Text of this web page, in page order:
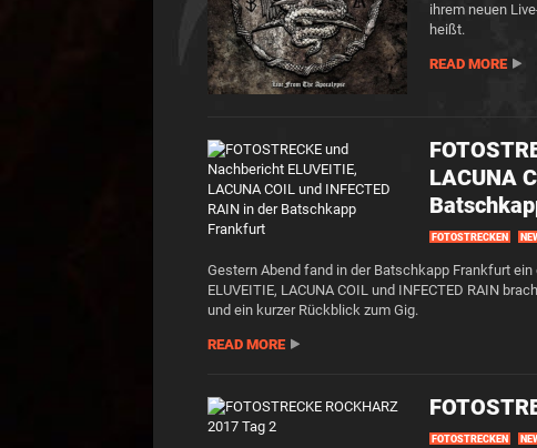
ihrem neuen
heißt.
READ MORE
LACUNA
FOTOSTRECKEN
Gestern Abend fand in der Batschkapp Frankfurt
ELUVEITIE, LACUNA COIL und INFECTED RAIN
und ein kurzer Rückblick zum Gig.
READ MORE
FOTOSTRECKEN